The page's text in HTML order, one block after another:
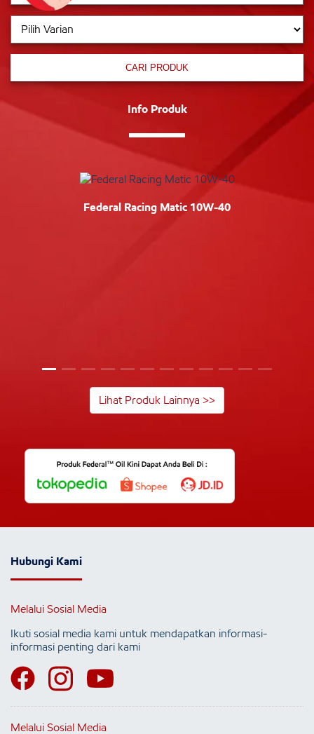
CARI PRODUK
Info Produk
Federal Racing Matic 10W-40
Lihat Produk Lainnya >>
Hubungi Kami
Melalui Sosial Media
Ikuti sosial media kami untuk mendapatkan informasi-
informasi penting dari kami
Melalui Sosial Media